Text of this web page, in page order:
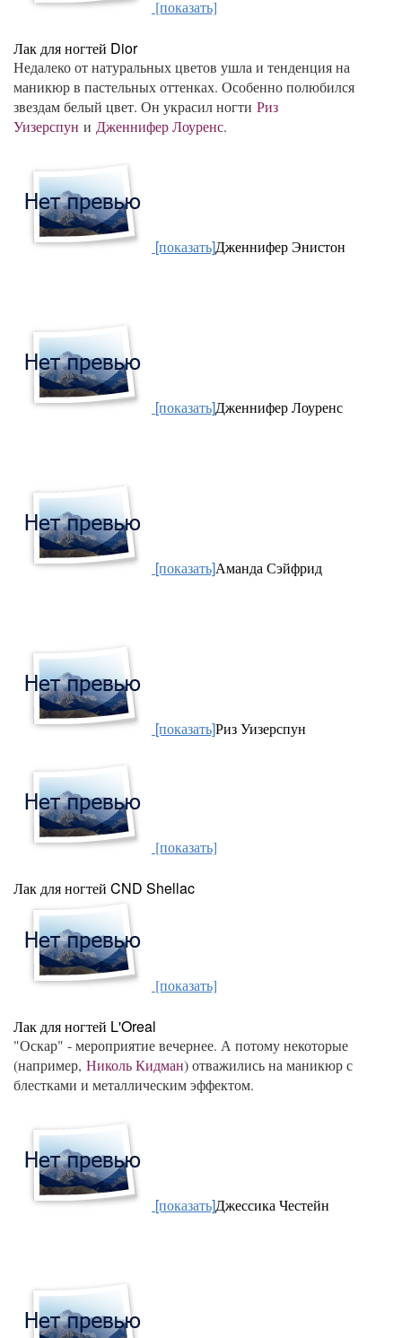
[показать]
Лак для ногтей Dior
Недалеко от натуральных цветов ушла и тенденция на
маникюр в пастельных оттенках. Особенно полюбился
звездам белый цвет. Он украсил ногти Риз
Уизерспун и Дженнифер Лоуренс.
[показать]Дженнифер Энистон
[показать]Дженнифер Лоуренс
[показать]Аманда Сэйфрид
[показать]Риз Уизерспун
[показать]
Лак для ногтей CND Shellac
[показать]
Лак для ногтей L'Oreal
"Оскар" - мероприятие вечернее. А потому некоторые
(например, Николь Кидман) отважились на маникюр с
блестками и металлическим эффектом.
[показать]Джессика Честейн